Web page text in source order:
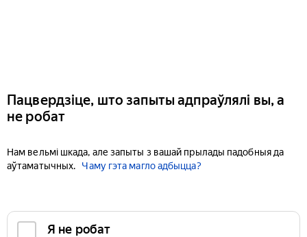
Пацвердзіце, што запыты адпраўлялі вы, а
не робат
Нам вельмі шкада, але запыты з вашай прылады падобныя да
аўтаматычных.
Чаму гэта магло адбыцца?
Я не робат